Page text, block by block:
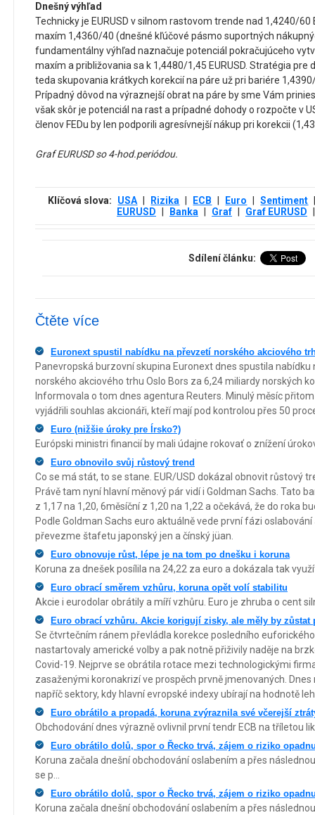
Dnešný výhľad
Technicky je EURUSD v silnom rastovom trende nad 1,4240/60
maxím 1,4360/40 (dnešné kľúčové pásmo suportných
fundamentálny výhľad naznačuje potenciál pokračujúceho
maxím a približovania sa k 1,4480/1,45 EURUSD. Stratégia pre
teda skupovania krátkych korekcií na páre už pri bariére
Prípadný dôvod na výraznejší obrat na páre by sme Vám
však skôr je potenciál na rast a prípadné dohody o rozpočte v
členov FEDu by len podporili agresívnejší nákup pri korekcii
Graf EURUSD so 4-hod.periódou.
Klíčová slova: USA Rizika ECB Euro Sentiment
EURUSD
Banka Graf Graf EURUSD
Sdílení článku:
Čtěte více
Euronext spustil nabídku na převzetí norského akciového
Panevropská burzovní skupina Euronext dnes spustila
norského akciového trhu Oslo Bors za 6,24 miliardy norských
Informovala o tom dnes agentura Reuters. Minulý měsíc
vyjádřili souhlas akcionáři, kteří mají pod kontrolou přes 50
Euro (nižšie úroky pre Írsko?)
Európski ministri financií by mali údajne rokovať o znížení
Euro obnovilo svůj růstový trend
Co se má stát, to se stane. EUR/USD dokázal obnovit růstový
Právě tam nyní hlavní měnový pár vidí i Goldman Sachs. Tato
z 1,17 na 1,20, 6měsíční z 1,20 na 1,22 a očekává, že do roka
Podle Goldman Sachs euro aktuálně vede první fázi
převezme štafetu japonský jen a čínský jüan.
Euro obnovuje růst, lépe je na tom po dnešku i koruna
Koruna za dnešek posílila na 24,22 za euro a dokázala tak
Euro obrací směrem vzhůru, koruna opět volí stabilitu
Akcie i eurodolar obrátily a míří vzhůru. Euro je zhruba o cent
Euro obrací vzhůru. Akcie korigují zisky, ale měly by zůstat
Se čtvrtečním ránem převládla korekce posledního
nastartovaly americké volby a pak notně přiživily naděje na
Covid-19. Nejprve se obrátila rotace mezi technologickými
zasaženými koronakrizí ve prospěch prvně jmenovaných.
napříč sektory, kdy hlavní evropské indexy ubírají na hodnotě
Euro obrátilo a propadá, koruna zvýraznila své včerejší
Obchodování dnes výrazně ovlivnil první tendr ECB na tříletou
Euro obrátilo dolů, spor o Řecko trvá, zájem o riziko
Koruna začala dnešní obchodování oslabením a přes
se p...
Euro obrátilo dolů, spor o Řecko trvá, zájem o riziko
Koruna začala dnešní obchodování oslabením a přes